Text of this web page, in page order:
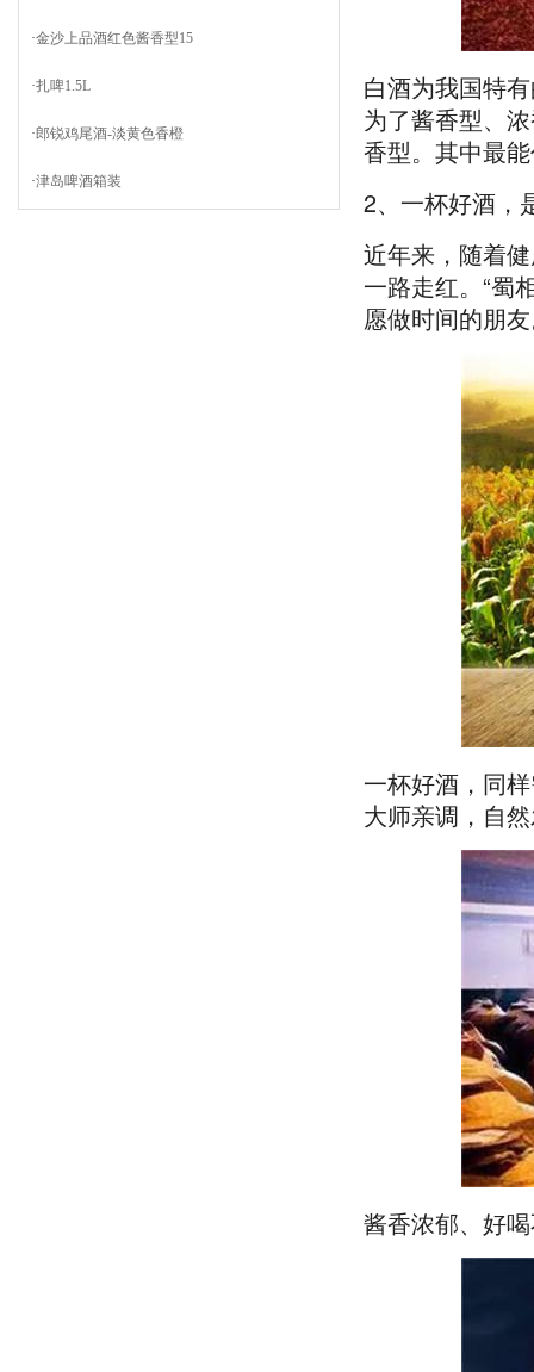
·金沙上品酒红色酱香型15
·扎啤1.5L
·郎锐鸡尾酒-淡黄色香橙
·津岛啤酒箱装
白酒为我国特
为了酱香型、
香型。其中最
2、一杯好酒，
近年来，随着
一路走红。“蜀
愿做时间的朋
一杯好酒，同
大师亲调，自
酱香浓郁、好